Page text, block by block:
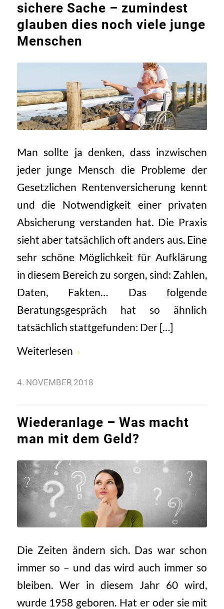
sichere Sache – zumindest
glauben dies noch viele junge
Menschen
Man sollte ja denken, dass inzwischen
jeder junge Mensch die Probleme der
Gesetzlichen Rentenversicherung kennt
und die Notwendigkeit einer privaten
Absicherung verstanden hat. Die Praxis
sieht aber tatsächlich oft anders aus. Eine
sehr schöne Möglichkeit für Aufklärung
in diesem Bereich zu sorgen, sind: Zahlen,
Daten, Fakten… Das folgende
Beratungsgespräch hat so ähnlich
tatsächlich stattgefunden: Der […]
Weiterlesen
4. NOVEMBER 2018
Wiederanlage – Was macht
man mit dem Geld?
Die Zeiten ändern sich. Das war schon
immer so – und das wird auch immer so
bleiben. Wer in diesem Jahr 60 wird,
wurde 1958 geboren. Hat er oder sie mit